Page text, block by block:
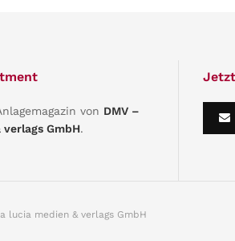
von DMV –
GmbH.
lucia medien & verlags GmbH